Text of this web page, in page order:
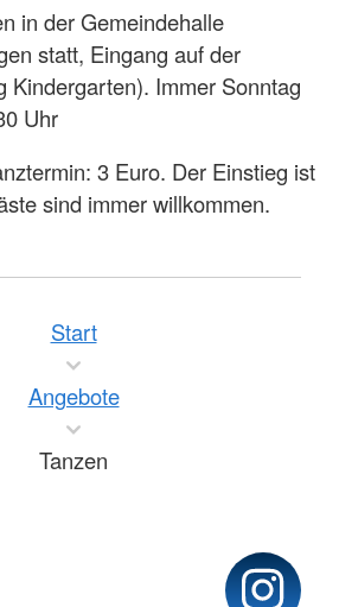
in der Gemeindehalle
statt, Eingang auf der
Kindergarten). Immer Sonntag
Uhr
3 Euro. Der Einstieg ist
sind immer willkommen.
Start
Angebote
Tanzen